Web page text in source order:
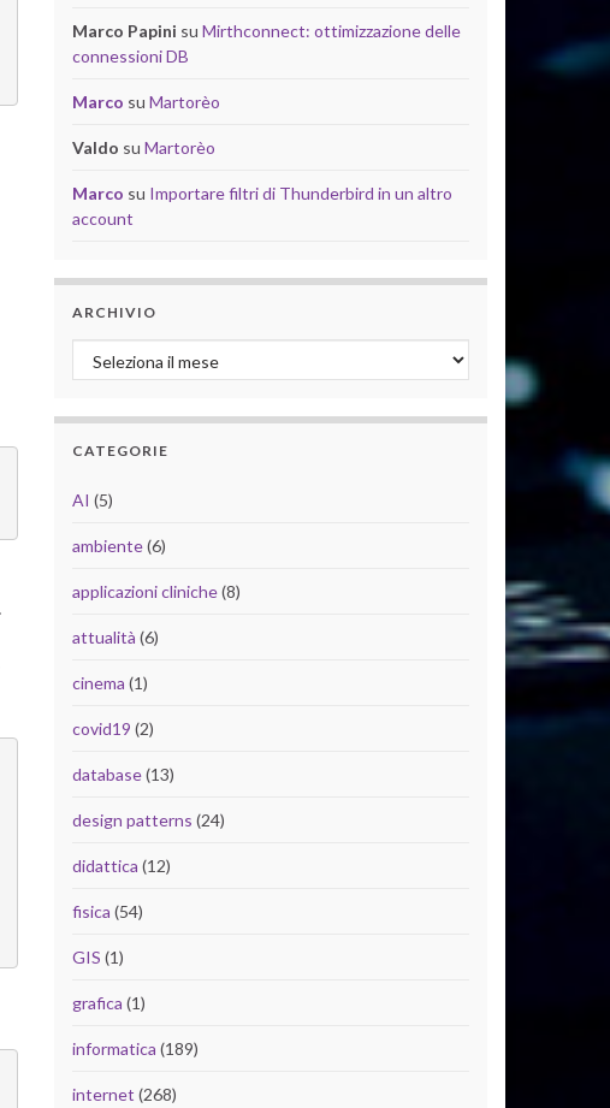
Marco Papini su Mirthconnect: ottimizzazione delle
connessioni DB
Marco su Martorèo
Valdo su Martorèo
Marco su Importare filtri di Thunderbird in un altro
account
ARCHIVIO
Archivio
CATEGORIE
AI (5)
ambiente(6)
applicazioni cliniche(8)
attualità (6)
cinema (1)
covid19 (2)
database(13)
design patterns (24)
didattica (12)
fisica (54)
GIS (1)
grafica (1)
informatica (189)
internet (268)